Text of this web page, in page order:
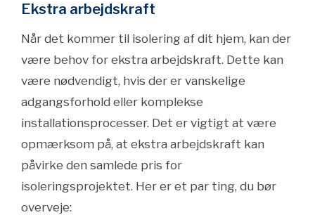
Ekstra arbejdskraft
Når det kommer til isolering af dit hjem, kan der
være behov for ekstra arbejdskraft. Dette kan
være nødvendigt, hvis der er vanskelige
adgangsforhold eller komplekse
installationsprocesser. Det er vigtigt at være
opmærksom på, at ekstra arbejdskraft kan
påvirke den samlede pris for
isoleringsprojektet. Her er et par ting, du bør
overveje: